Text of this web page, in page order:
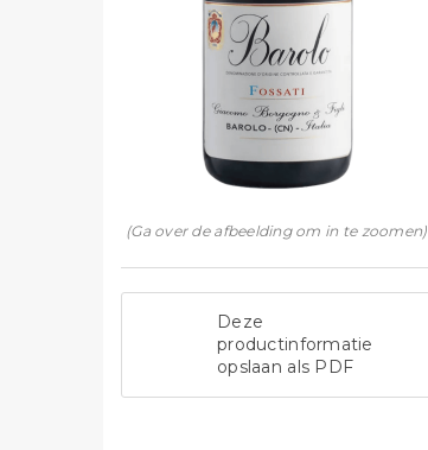
(Ga over de afbeelding om in te zoomen)
Deze
productinformatie
opslaan als PDF